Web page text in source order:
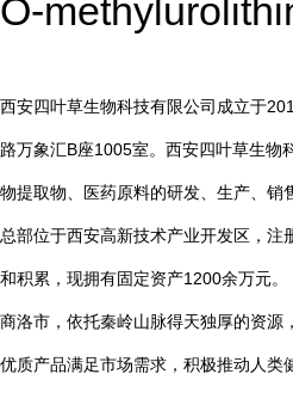
O-
西安四叶草生物科技有限公司成立于
路万象汇B座1005室。西安四叶草生物
物提取物、医药原料的研发、生产、销
总部位于西安高新技术产业开发区，注
和积累，现拥有固定资产1200余万元。
商洛市，依托秦岭山脉得天独厚的资源
优质产品满足市场需求，积极推动人类